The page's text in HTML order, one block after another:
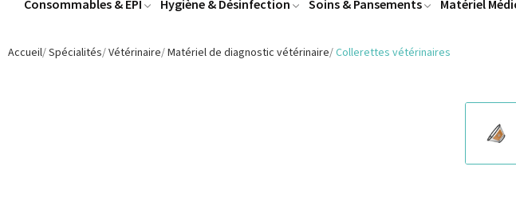
Consommables & EPI Hygiène & Désinfection Soins & Pansements Matériel
Accueil Spécialités Vétérinaire Matériel de diagnostic vétérinaire Collerettes vétérinaires